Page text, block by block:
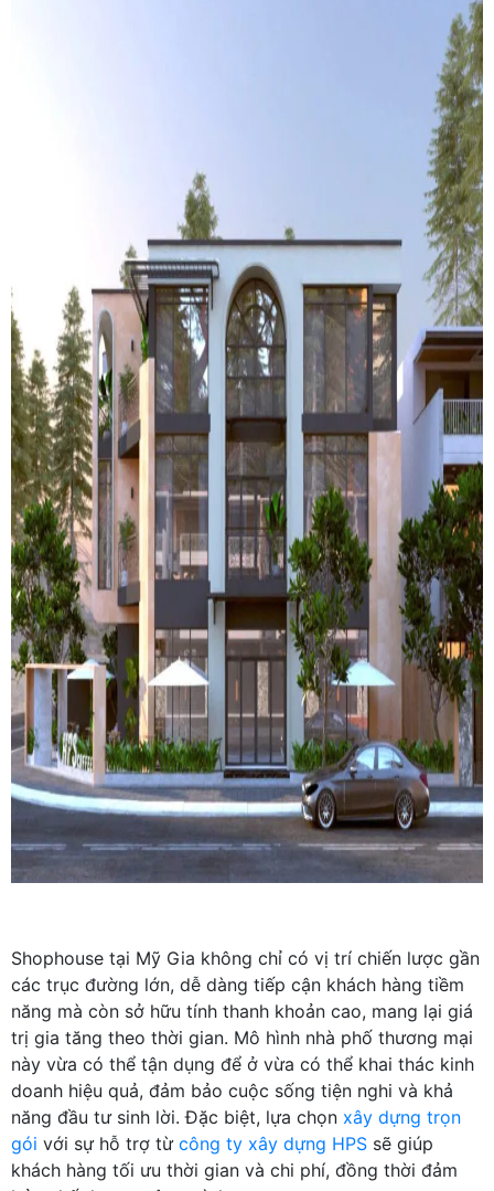
Shophouse tại Mỹ Gia không chỉ có vị trí chiến lược gần
các trục đường lớn, dễ dàng tiếp cận khách hàng tiềm
năng mà còn sở hữu tính thanh khoản cao, mang lại giá
trị gia tăng theo thời gian. Mô hình nhà phố thương mại
này vừa có thể tận dụng để ở vừa có thể khai thác kinh
doanh hiệu quả, đảm bảo cuộc sống tiện nghi và khả
năng đầu tư sinh lời. Đặc biệt, lựa chọn xây dựng trọn
gói với sự hỗ trợ từ công ty xây dựng HPS sẽ giúp
khách hàng tối ưu thời gian và chi phí, đồng thời đảm